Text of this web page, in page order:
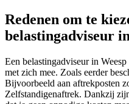
Redenen om te
belastingadviseur
Een belastingadviseur in
met zich mee. Zoals eerder
Bijvoorbeeld aan aftrekposten
Zelfstandigenaftrek. Dankzij